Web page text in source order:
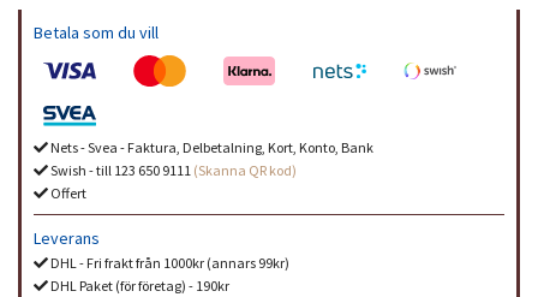
Betala som du vill
Nets - Svea - Faktura, Delbetalning, Kort, Konto, Bank
Swish - till 123 650 9111 (Skanna QR kod)
Offert
Leverans
DHL - Fri frakt från 1000kr (annars 99kr)
DHL Paket (för företag) - 190kr